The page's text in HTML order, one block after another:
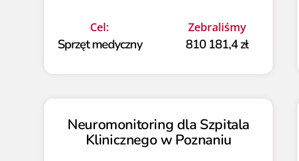
Cel:
Sprzęt medyczny
Zebraliśmy
810 181,4 zł
Neuromonitoring dla Szpitala
Klinicznego w Poznaniu